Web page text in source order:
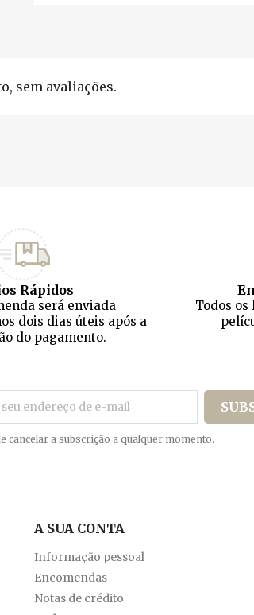
sem avaliações.
Rápidos
será enviada
dois dias úteis após a
do pagamento.
Todos os
cancelar a subscrição a qualquer momento.
A SUA CONTA
Informação pessoal
Encomendas
Notas de crédito